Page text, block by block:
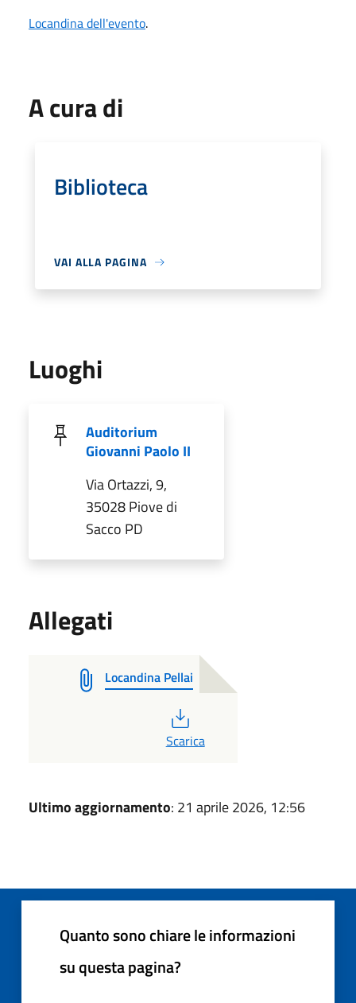
Locandina dell'evento.
A cura di
Biblioteca
VAI ALLA PAGINA
Luoghi
Auditorium
Giovanni Paolo II
Via Ortazzi, 9,
35028 Piove di
Sacco PD
Allegati
Locandina Pellai
PDF
Scarica
Ultimo aggiornamento: 21 aprile 2026, 12:56
Quanto sono chiare le informazioni
su questa pagina?